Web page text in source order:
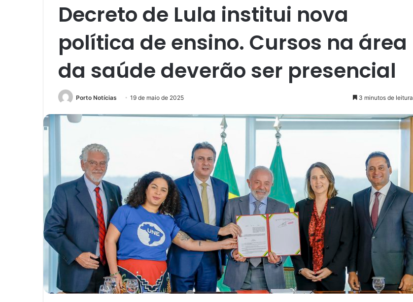
Decreto de Lula institui nova
política de ensino. Cursos na área
da saúde deverão ser presencial
Porto Notícias 19 de maio de 2025 3 minutos de leitura